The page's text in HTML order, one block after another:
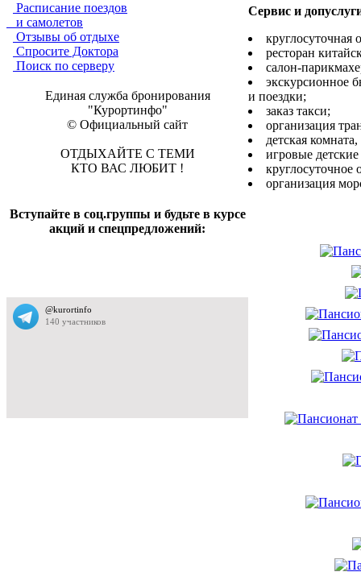
Расписание поездов
и самолетов
Отзывы об отдыхе
Спросите Доктора
Поиск по серверу
Единая служба бронирования
"Курортинфо"
© Официальный сайт
ОТДЫХАЙТЕ С ТЕМИ
КТО ВАС ЛЮБИТ !
Вступайте в соц.группы и будьте в курсе
акций и спецпредложений:
Сервис и
круглосуточная
ресторан
салон-
экскурсионное
и поездки;
заказ такси;
организация
детская
игровые
круглосуточное
организация